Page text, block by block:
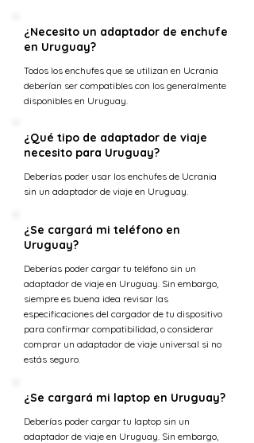
¿Necesito un adaptador de enchufe
en Uruguay?
Todos los enchufes que se utilizan en Ucrania
deberían ser compatibles con los generalmente
disponibles en Uruguay.
¿Qué tipo de adaptador de viaje
necesito para Uruguay?
Deberías poder usar los enchufes de Ucrania
sin un adaptador de viaje en Uruguay.
¿Se cargará mi teléfono en
Uruguay?
Deberías poder cargar tu teléfono sin un
adaptador de viaje en Uruguay. Sin embargo,
siempre es buena idea revisar las
especificaciones del cargador de tu dispositivo
para confirmar compatibilidad, o considerar
comprar un adaptador de viaje universal si no
estás seguro.
¿Se cargará mi laptop en Uruguay?
Deberías poder cargar tu laptop sin un
adaptador de viaje en Uruguay. Sin embargo,